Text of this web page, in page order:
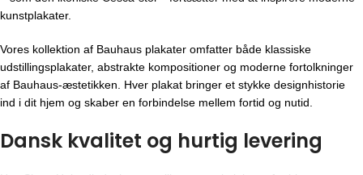
kunstplakater.
Vores kollektion af Bauhaus plakater omfatter både klassiske
udstillingsplakater, abstrakte kompositioner og moderne fortolkninger
af Bauhaus-æstetikken. Hver plakat bringer et stykke designhistorie
ind i dit hjem og skaber en forbindelse mellem fortid og nutid.
Dansk kvalitet og hurtig levering